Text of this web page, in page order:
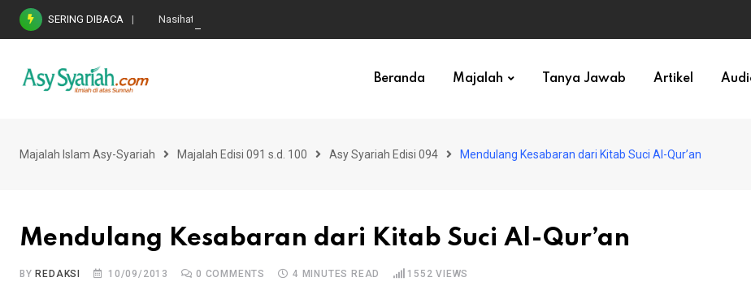
Skip
SERING DIBACA Nasihat Emas di Masa Fitnah (Ujian/Perselisihan)
Beranda Majalah Tanya Jawab Artikel
Majalah Islam Asy-Syariah Majalah Edisi 091 s.d. 100 Asy Syariah Edisi 094 Mendulang Kesabaran dari Kitab Suci Al-Qur’an
Mendulang Kesabaran dari Kitab Suci Al-Qur’an
BY REDAKSI 10/09/2013 0 COMMENTS 4 MINUTES READ 1552 VIEWS